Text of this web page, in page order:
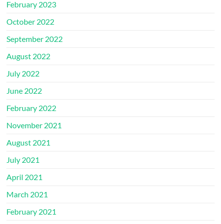
February 2023
October 2022
September 2022
August 2022
July 2022
June 2022
February 2022
November 2021
August 2021
July 2021
April 2021
March 2021
February 2021